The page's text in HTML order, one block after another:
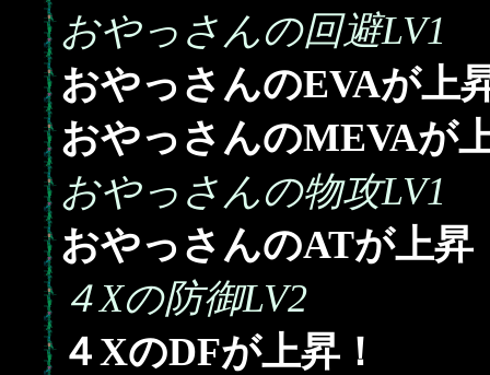
おやっさんの回避LV1
おやっさんのEVAが上
おやっさんのMEVAが
おやっさんの物攻LV1
おやっさんのATが上昇
４Xの防御LV2
４XのDFが上昇！